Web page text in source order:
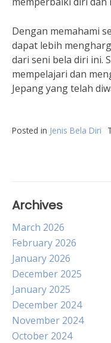
Dengan memahami
dapat lebih
dari seni bela diri ini.
mempelajari dan
Jepang yang telah
Posted in Jenis Bela Diri
Archives
March 2026
February 2026
January 2026
December 2025
January 2025
December 2024
November 2024
October 2024